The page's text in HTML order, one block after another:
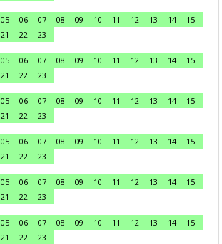
05 06 07 08 09 10 11 12 13 14
15
21 22
23
05 06 07 08 09 10 11 12 13 14
15
21 22
23
05 06 07 08 09 10 11 12 13 14
15
21 22
23
05 06 07 08 09 10 11 12 13 14
15
21 22
23
05 06 07 08 09 10 11 12 13 14
15
21 22
23
05 06 07 08 09 10 11 12 13 14
15
21 22
23